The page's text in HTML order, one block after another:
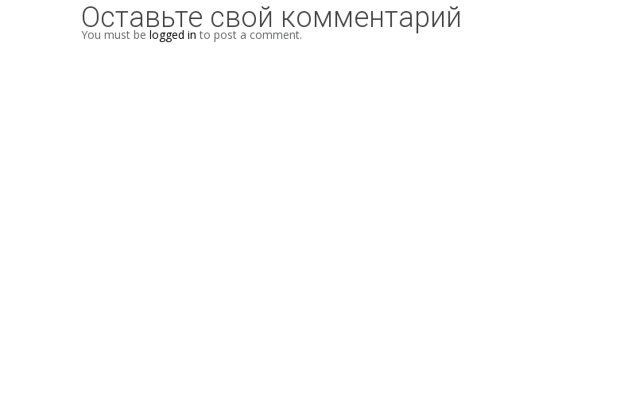
Оставьте свой комментарий
You must be logged in to post a comment.